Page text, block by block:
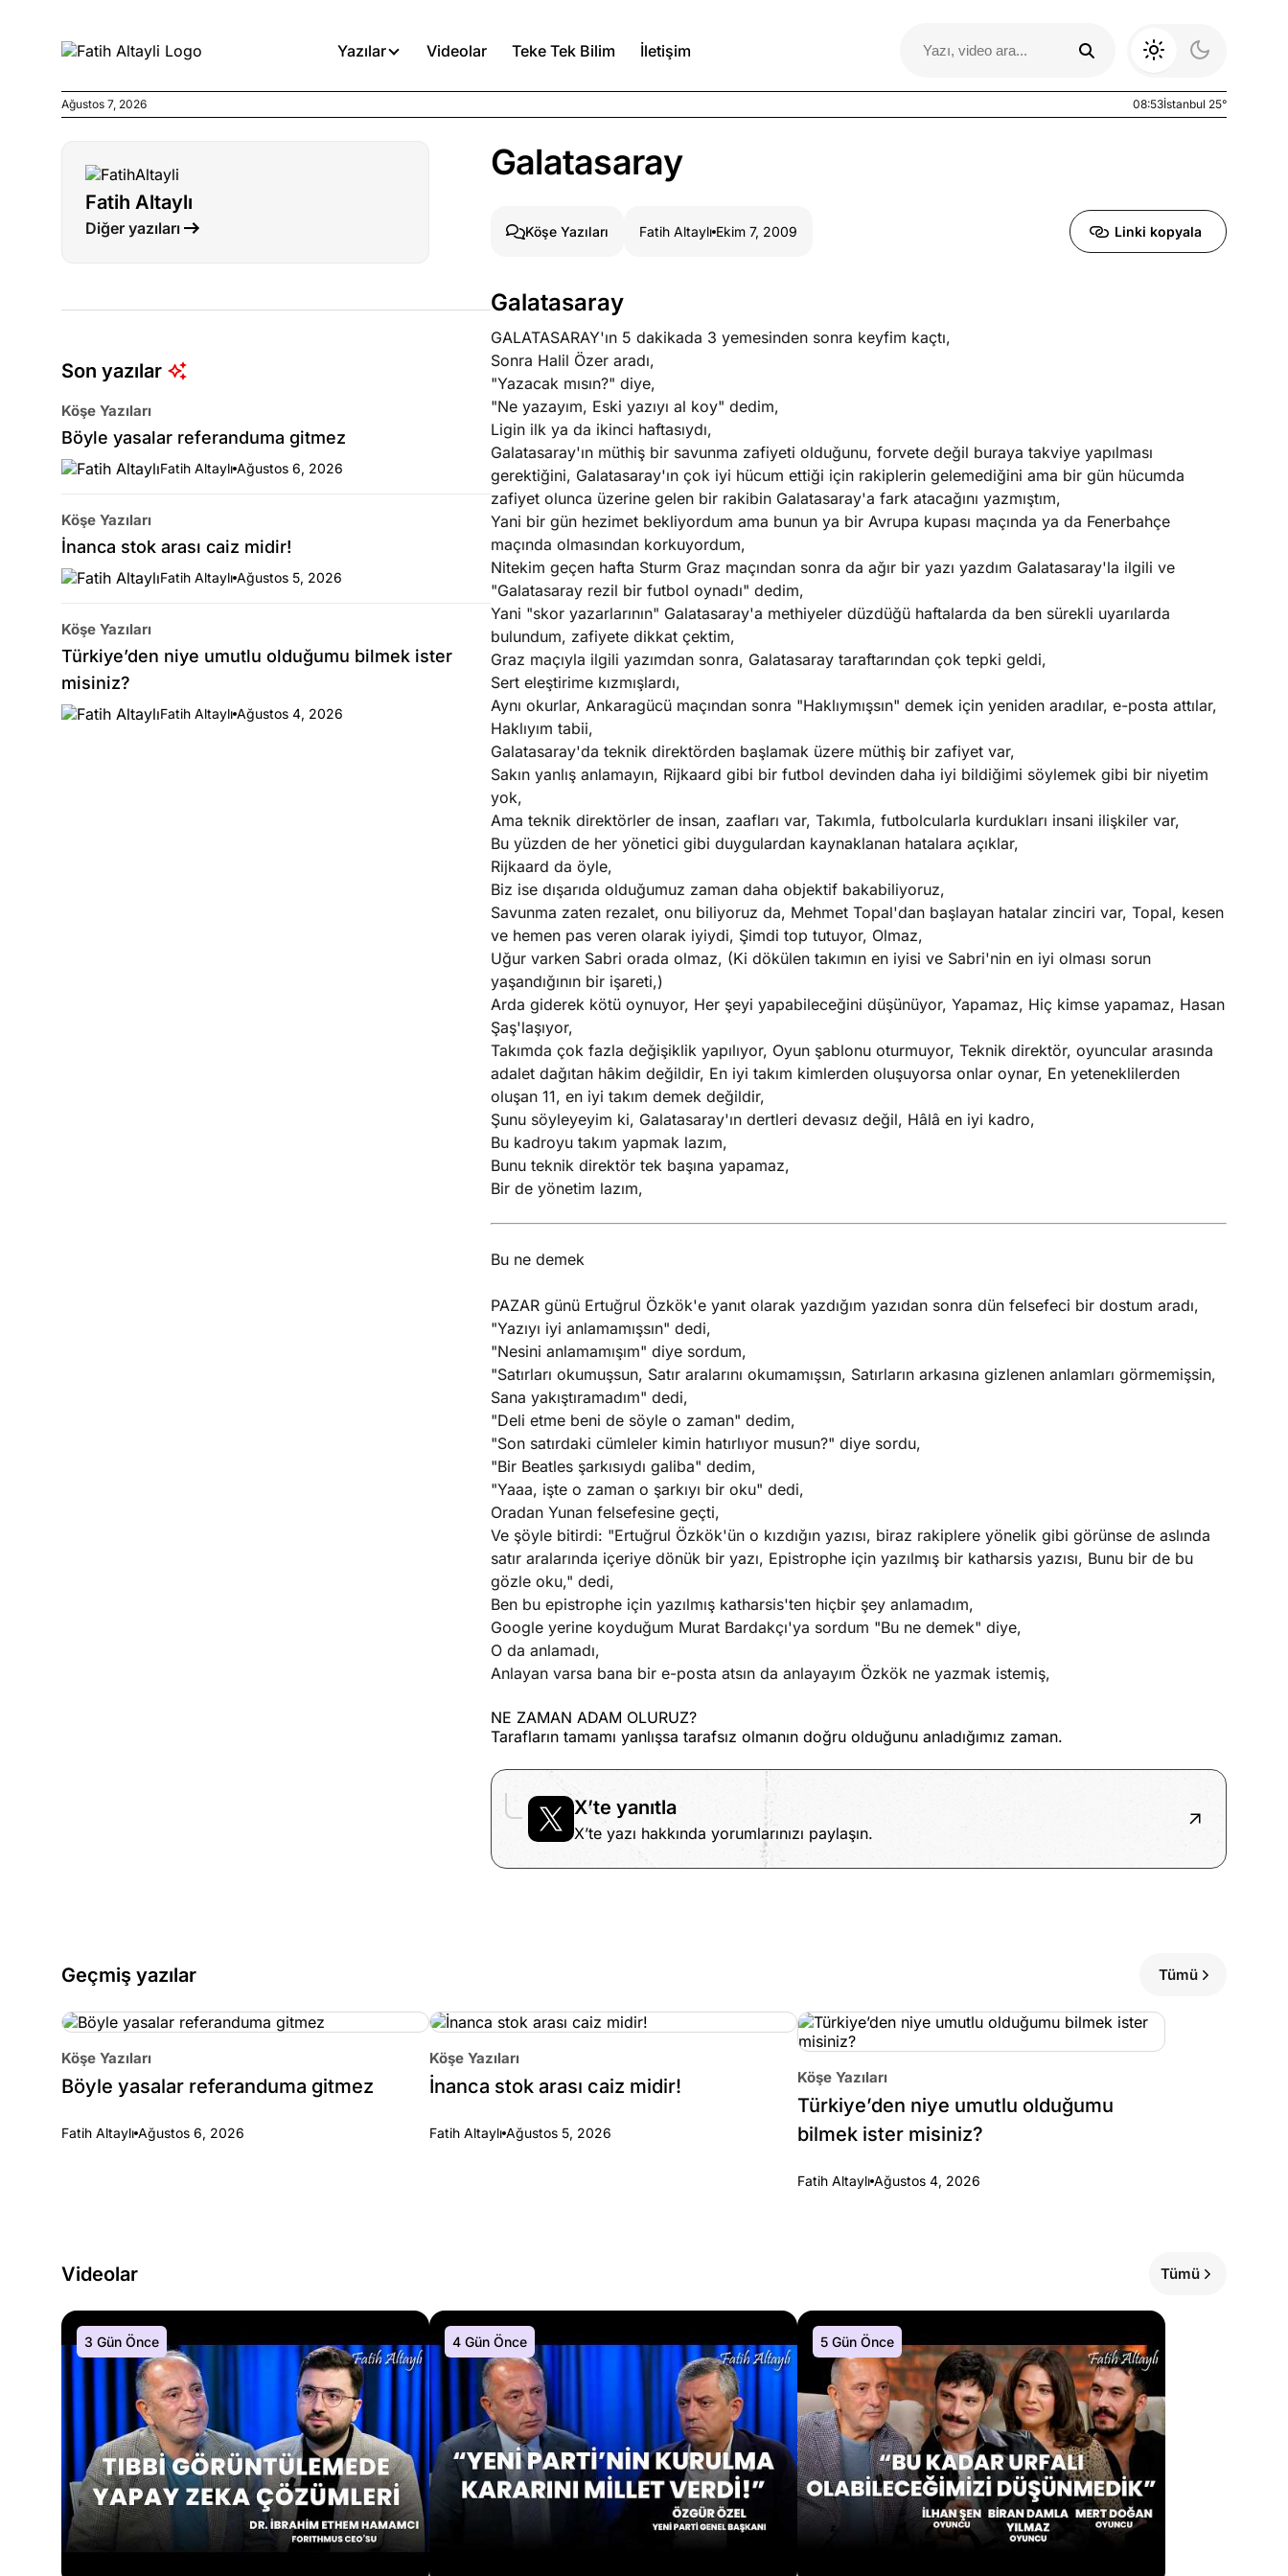
Yazılar Videolar Teke Tek Bilim İletişim
Ağustos 4, 2026
Türkiye’den niye umutlu olduğumu bilmek
Köşe Yazıları Spor Yazıları Otomobil Yazıları
Ağustos 7, 2026 08:53İstanbul 25°
Fatih Altaylı
Diğer yazıları
Son yazılar
Köşe Yazıları
Böyle yasalar referanduma gitmez
Fatih Altaylı Ağustos 6, 2026
Köşe Yazıları
İnanca stok arası caiz midir!
Fatih Altaylı Ağustos 5, 2026
Köşe Yazıları
Türkiye’den niye umutlu olduğumu bilmek ister
misiniz?
Fatih Altaylı Ağustos 4, 2026
Galatasaray
Köşe Yazıları Fatih Altaylı Ekim 7, 2009 Linki kopyala
Galatasaray
GALATASARAY'ın 5 dakikada 3 yemesinden sonra keyfim kaçtı,
Sonra Halil Özer aradı,
"Yazacak mısın?" diye,
"Ne yazayım, Eski yazıyı al koy" dedim,
Ligin ilk ya da ikinci haftasıydı,
Galatasaray'ın müthiş bir savunma zafiyeti olduğunu, forvete değil buraya takviye yapılması
gerektiğini, Galatasaray'ın çok iyi hücum ettiği için rakiplerin gelemediğini ama bir gün hücumda
zafiyet olunca üzerine gelen bir rakibin Galatasaray'a fark atacağını yazmıştım,
Yani bir gün hezimet bekliyordum ama bunun ya bir Avrupa kupası maçında ya da Fenerbahçe
maçında olmasından korkuyordum,
Nitekim geçen hafta Sturm Graz maçından sonra da ağır bir yazı yazdım Galatasaray'la ilgili ve
"Galatasaray rezil bir futbol oynadı" dedim,
Yani "skor yazarlarının" Galatasaray'a methiyeler düzdüğü haftalarda da ben sürekli uyarılarda
bulundum, zafiyete dikkat çektim,
Graz maçıyla ilgili yazımdan sonra, Galatasaray taraftarından çok tepki geldi,
Sert eleştirime kızmışlardı,
Aynı okurlar, Ankaragücü maçından sonra "Haklıymışsın" demek için yeniden aradılar, e-posta attılar,
Haklıyım tabii,
Galatasaray'da teknik direktörden başlamak üzere müthiş bir zafiyet var,
Sakın yanlış anlamayın, Rijkaard gibi bir futbol devinden daha iyi bildiğimi söylemek gibi bir niyetim
yok,
Ama teknik direktörler de insan, zaafları var, Takımla, futbolcularla kurdukları insani ilişkiler var,
Bu yüzden de her yönetici gibi duygulardan kaynaklanan hatalara açıklar,
Rijkaard da öyle,
Biz ise dışarıda olduğumuz zaman daha objektif bakabiliyoruz,
Savunma zaten rezalet, onu biliyoruz da, Mehmet Topal'dan başlayan hatalar zinciri var, Topal, kesen
ve hemen pas veren olarak iyiydi, Şimdi top tutuyor, Olmaz,
Uğur varken Sabri orada olmaz, (Ki dökülen takımın en iyisi ve Sabri'nin en iyi olması sorun
yaşandığının bir işareti,)
Arda giderek kötü oynuyor, Her şeyi yapabileceğini düşünüyor, Yapamaz, Hiç kimse yapamaz, Hasan
Şaş'laşıyor,
Takımda çok fazla değişiklik yapılıyor, Oyun şablonu oturmuyor, Teknik direktör, oyuncular arasında
adalet dağıtan hâkim değildir, En iyi takım kimlerden oluşuyorsa onlar oynar, En yeteneklilerden
oluşan 11, en iyi takım demek değildir,
Şunu söyleyeyim ki, Galatasaray'ın dertleri devasız değil, Hâlâ en iyi kadro,
Bu kadroyu takım yapmak lazım,
Bunu teknik direktör tek başına yapamaz,
Bir de yönetim lazım,
Bu ne demek
PAZAR günü Ertuğrul Özkök'e yanıt olarak yazdığım yazıdan sonra dün felsefeci bir dostum aradı,
"Yazıyı iyi anlamamışsın" dedi,
"Nesini anlamamışım" diye sordum,
"Satırları okumuşsun, Satır aralarını okumamışsın, Satırların arkasına gizlenen anlamları görmemişsin,
Sana yakıştıramadım" dedi,
"Deli etme beni de söyle o zaman" dedim,
"Son satırdaki cümleler kimin hatırlıyor musun?" diye sordu,
"Bir Beatles şarkısıydı galiba" dedim,
"Yaaa, işte o zaman o şarkıyı bir oku" dedi,
Oradan Yunan felsefesine geçti,
Ve şöyle bitirdi: "Ertuğrul Özkök'ün o kızdığın yazısı, biraz rakiplere yönelik gibi görünse de aslında
satır aralarında içeriye dönük bir yazı, Epistrophe için yazılmış bir katharsis yazısı, Bunu bir de bu
gözle oku," dedi,
Ben bu epistrophe için yazılmış katharsis'ten hiçbir şey anlamadım,
Google yerine koyduğum Murat Bardakçı'ya sordum "Bu ne demek" diye,
O da anlamadı,
Anlayan varsa bana bir e-posta atsın da anlayayım Özkök ne yazmak istemiş,
NE ZAMAN ADAM OLURUZ?
Tarafların tamamı yanlışsa tarafsız olmanın doğru olduğunu anladığımız zaman.
X’te yanıtla
X’te yazı hakkında yorumlarınızı paylaşın.
Geçmiş yazılar Tümü
Köşe Yazıları
Böyle yasalar referanduma gitmez
Fatih Altaylı Ağustos 6, 2026
Köşe Yazıları
İnanca stok arası caiz midir!
Fatih Altaylı Ağustos 5, 2026
Köşe Yazıları
Türkiye’den niye umutlu olduğumu
bilmek ister misiniz?
Fatih Altaylı Ağustos 4, 2026
Videolar Tümü
3 Gün Önce 4 Gün Önce 5 Gün Önce